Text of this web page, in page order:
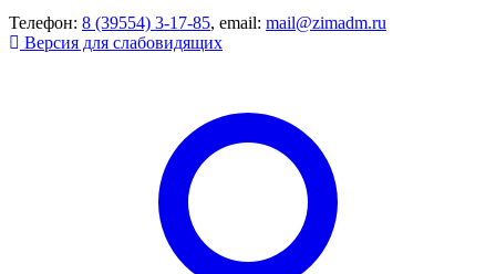
Телефон: 8 (39554) 3-17-85, email: mail@zimadm.ru
Версия для слабовидящих